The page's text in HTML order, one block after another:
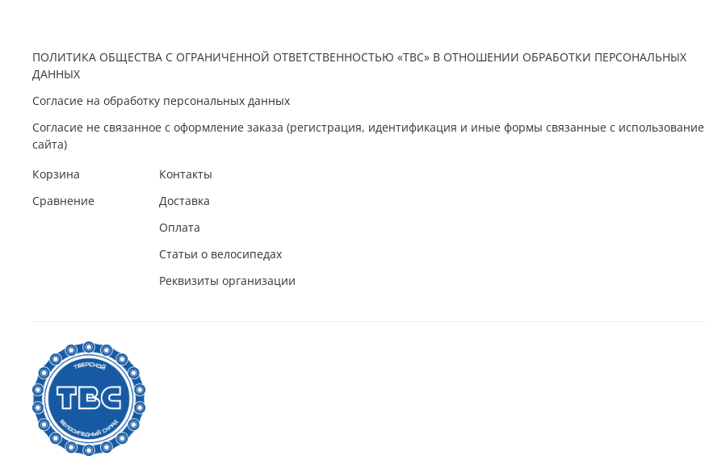
ПОЛИТИКА ОБЩЕСТВА С ОГРАНИЧЕННОЙ ОТВЕТСТВЕННОСТЬЮ «ТВС» В ОТНОШЕНИИ ОБРАБОТКИ ПЕРСОНАЛЬНЫХ
ДАННЫХ
Согласие на обработку персональных данных
Согласие не связанное с оформление заказа (регистрация, идентификация и иные формы связанные с использование
сайта)
Корзина
Сравнение
Контакты
Доставка
Оплата
Статьи о велосипедах
Реквизиты организации